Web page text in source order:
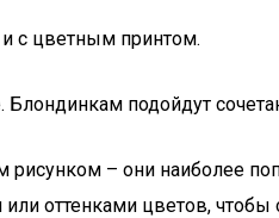
и с цветным принтом.
Блондинкам подойдут
– они наиболее
оттенками цветов,